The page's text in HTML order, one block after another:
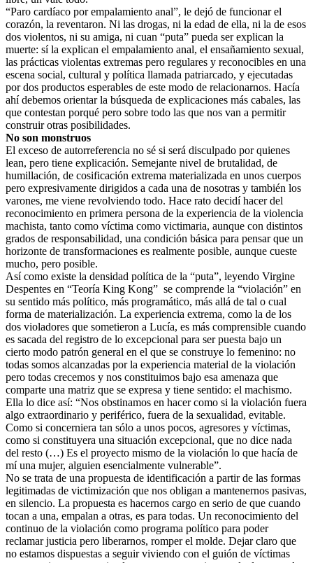
“Paro cardíaco por empalamiento anal”, le dejó de funcionar el
corazón, la reventaron. Ni las drogas, ni la edad de ella, ni la de esos
dos violentos, ni su amiga, ni cuan “puta” pueda ser explican la
muerte: sí la explican el empalamiento anal, el ensañamiento sexual,
las prácticas violentas extremas pero regulares y reconocibles en una
escena social, cultural y política llamada patriarcado, y ejecutadas
por dos productos esperables de este modo de relacionarnos. Hacía
ahí debemos orientar la búsqueda de explicaciones más cabales, las
que contestan porqué pero sobre todo las que nos van a permitir
construir otras posibilidades.
No son monstruos
El exceso de autorreferencia no sé si será disculpado por quienes
lean, pero tiene explicación. Semejante nivel de brutalidad, de
humillación, de cosificación extrema materializada en unos cuerpos
pero expresivamente dirigidos a cada una de nosotras y también los
varones, me viene revolviendo todo. Hace rato decidí hacer del
reconocimiento en primera persona de la experiencia de la violencia
machista, tanto como víctima como victimaria, aunque con distintos
grados de responsabilidad, una condición básica para pensar que un
horizonte de transformaciones es realmente posible, aunque cueste
mucho, pero posible.
Así como existe la densidad política de la “puta”, leyendo Virgine
Despentes en “Teoría King Kong” se comprende la “violación” en
su sentido más político, más programático, más allá de tal o cual
forma de materialización. La experiencia extrema, como la de los
dos violadores que sometieron a Lucía, es más comprensible cuando
es sacada del registro de lo excepcional para ser puesta bajo un
cierto modo patrón general en el que se construye lo femenino: no
todas somos alcanzadas por la experiencia material de la violación
pero todas crecemos y nos constituimos bajo esa amenaza que
comparte una matriz que se expresa y tiene sentido: el machismo.
Ella lo dice así: “Nos obstinamos en hacer como si la violación fuera
algo extraordinario y periférico, fuera de la sexualidad, evitable.
Como si concerniera tan sólo a unos pocos, agresores y víctimas,
como si constituyera una situación excepcional, que no dice nada
del resto (…) Es el proyecto mismo de la violación lo que hacía de
mí una mujer, alguien esencialmente vulnerable”.
No se trata de una propuesta de identificación a partir de las formas
legitimadas de victimización que nos obligan a mantenernos pasivas,
en silencio. La propuesta es hacernos cargo en serio de que cuando
tocan a una, empalan a otras, es para todas. Un reconocimiento del
continuo de la violación como programa político para poder
reclamar justicia pero liberarnos, romper el molde. Dejar claro que
no estamos dispuestas a seguir viviendo con el guión de víctimas